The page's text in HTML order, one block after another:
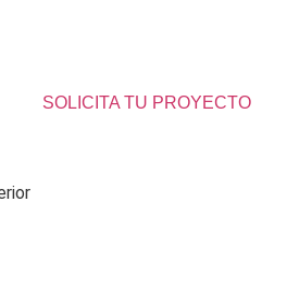
SOLICITA TU PROYECTO